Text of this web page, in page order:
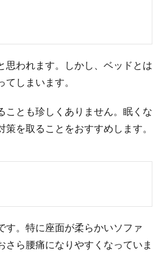
思われます。しかし、ベッドとは
しまいます。
ことも珍しくありません。眠くな
を取ることをおすすめします。
す。特に座面が柔らかいソファ
ら腰痛になりやすくなっていま